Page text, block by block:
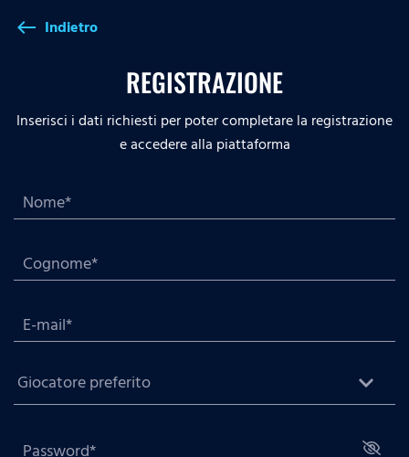
west Indietro
REGISTRAZIONE
Inserisci i dati richiesti per poter completare la registrazione
e accedere alla piattaforma